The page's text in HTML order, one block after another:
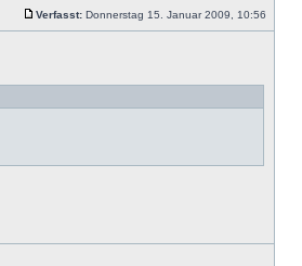
Verfasst: Donnerstag 15. Januar 2009, 10:56